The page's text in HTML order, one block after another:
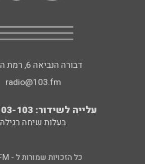
דבורה הנביאה 6, רמת השרון
radio@103.fm
עלייה לשידור: 0552-103-103
בעלות שיחה רגילה
כל הזכויות שמורות ל - 103FM